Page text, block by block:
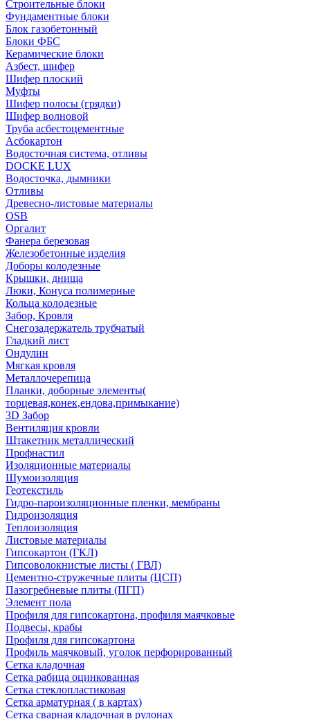
Строительные блоки
Фундаментные блоки
Блок газобетонный
Блоки ФБС
Керамические блоки
Азбест, шифер
Шифер плоский
Муфты
Шифер полосы (грядки)
Шифер волновой
Труба асбестоцементные
Асбокартон
Водосточная система, отливы
DOCKE LUX
Водосточка, дымники
Отливы
Древесно-листовые материалы
OSB
Оргалит
Фанера березовая
Железобетонные изделия
Доборы колодезные
Крышки, днища
Люки, Конуса полимерные
Кольца колодезные
Забор, Кровля
Снегозадержатель трубчатый
Гладкий лист
Ондулин
Мягкая кровля
Металлочерепица
Планки, доборные элементы(
торцевая,конек,ендова,примыкание)
3D Забор
Вентиляция кровли
Штакетник металлический
Профнастил
Изоляционные материалы
Шумоизоляция
Геотекстиль
Гидро-пароизоляционные пленки, мембраны
Гидроизоляция
Теплоизоляция
Листовые материалы
Гипсокартон (ГКЛ)
Гипсоволокнистые листы ( ГВЛ)
Цементно-стружечные плиты (ЦСП)
Пазогребневые плиты (ПГП)
Элемент пола
Профиля для гипсокартона, профиля маячковые
Подвесы, крабы
Профиля для гипсокартона
Профиль маячковый, уголок перфорированный
Сетка кладочная
Сетка рабица оцинкованная
Сетка стеклопластиковая
Сетка арматурная ( в картах)
Сетка сварная кладочная в рулонах